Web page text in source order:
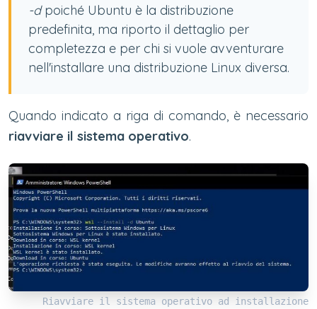
-dpoiché Ubuntu è la distribuzione
predefinita, ma riporto il dettaglio per
completezza e per chi si vuole avventurare
nell'installare una distribuzione Linux diversa.
Quando indicato a riga di comando, è necessario
riavviare il sistema operativo.
Riavviare il sistema operativo ad installazione